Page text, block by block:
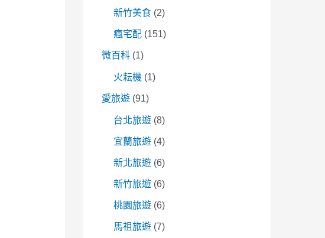
新竹美食 (2)
瘋宅配 (151)
微百科 (1)
火耘機 (1)
愛旅遊 (91)
台北旅遊 (8)
宜蘭旅遊 (4)
新北旅遊 (6)
新竹旅遊 (6)
桃園旅遊 (6)
馬祖旅遊 (7)